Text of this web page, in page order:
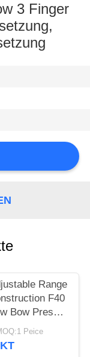
3 Finger
Range
F40
Bow Press
BoardPeice